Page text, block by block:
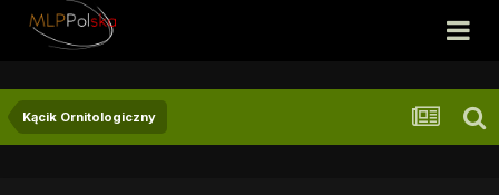
Kącik Ornitologiczny